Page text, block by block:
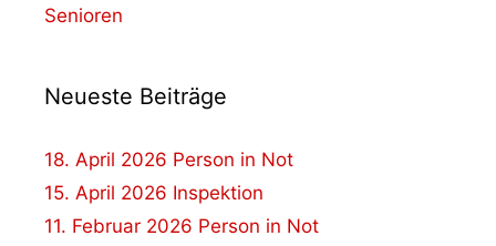
Senioren
Neueste Beiträge
18. April 2026 Person in Not
15. April 2026 Inspektion
11. Februar 2026 Person in Not